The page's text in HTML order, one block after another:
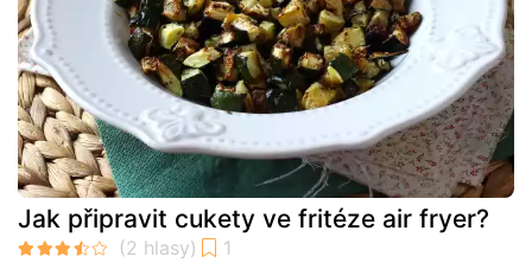
Jak připravit cukety ve fritéze air fryer?